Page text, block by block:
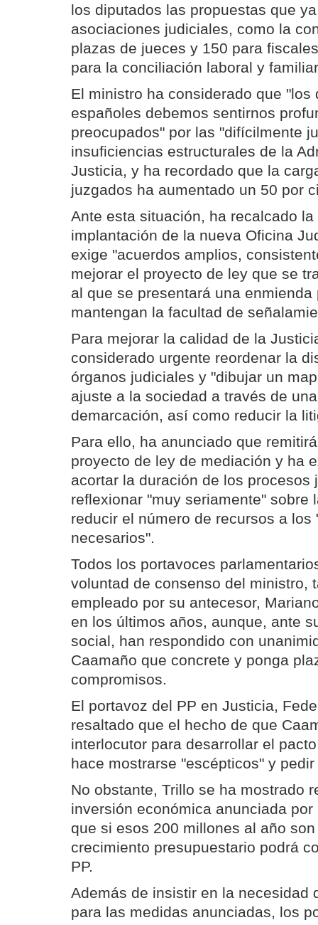
los diputados las propuestas que
asociaciones judiciales, como la
plazas de jueces y 150 para
para la conciliación laboral y
El ministro ha considerado que "los
españoles debemos sentirnos
preocupados" por las "difícilmente
insuficiencias estructurales de la
Justicia, y ha recordado que la
juzgados ha aumentado un 50 por
Ante esta situación, ha recalcado
implantación de la nueva Oficina
exige "acuerdos amplios,
mejorar el proyecto de ley que se
al que se presentará una
mantengan la facultad de
Para mejorar la calidad de la
considerado urgente reordenar la
órganos judiciales y "dibujar un
ajuste a la sociedad a través de
demarcación, así como reducir la
Para ello, ha anunciado que
proyecto de ley de mediación y ha
acortar la duración de los procesos
reflexionar "muy seriamente" sobre
reducir el número de recursos a los
necesarios".
Todos los portavoces
voluntad de consenso del ministro,
empleado por su antecesor,
en los últimos años, aunque, ante
social, han respondido con
Caamaño que concrete y ponga
compromisos.
El portavoz del PP en Justicia,
resaltado que el hecho de que
interlocutor para desarrollar el
hace mostrarse "escépticos" y
No obstante, Trillo se ha mostrado
inversión económica anunciada
que si esos 200 millones al año
crecimiento presupuestario podrá
PP.
Además de insistir en la necesidad
para las medidas anunciadas, los